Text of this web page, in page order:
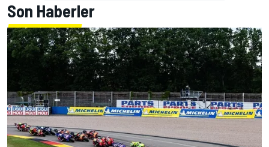
Son Haberler